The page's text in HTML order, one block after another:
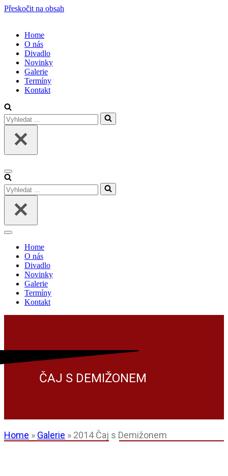
Přeskočit na obsah
Home
O nás
Divadlo
Novinky
Galerie
Termíny
Kontakt
Vyhledat
...
Navigační
menu
Vyhledat
...
Navigační
Home
O nás
Divadlo
Novinky
Galerie
Termíny
Kontakt
ČAJ S DEMIŽONEM
Home » Galerie » 2014 Čaj s Demižonem